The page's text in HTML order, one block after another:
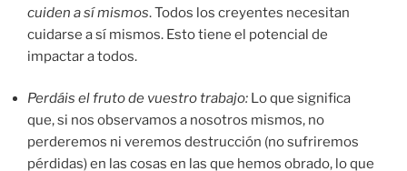
cuiden a sí mismos. Todos los creyentes necesitan
cuidarse a sí mismos. Esto tiene el potencial de
impactar a todos.
Perdáis el fruto de vuestro trabajo: Lo que significa
que, si nos observamos a nosotros mismos, no
perderemos ni veremos destrucción (no sufriremos
pérdidas) en las cosas en las que hemos obrado, lo que